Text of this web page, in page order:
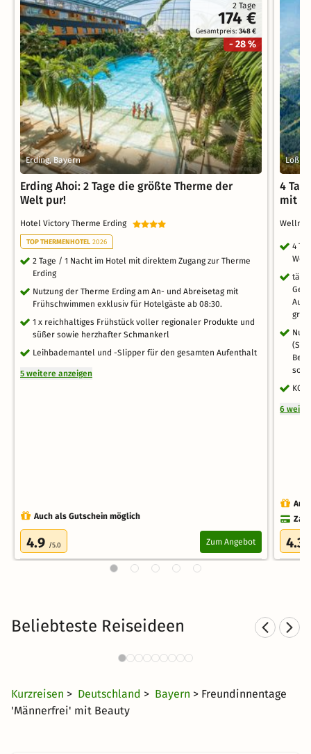
2 Tage
174 €
Gesamtpreis:348 €
- 28 %
Erding, Bayern
Erding Ahoi: 2 Tage die größte Therme der
Welt pur!
Hotel Victory Therme Erding
TOP THERMENHOTEL 2026
2 Tage / 1 Nacht im Hotel mit direktem Zugang zur Therme
Erding
Nutzung der Therme Erding am An- und Abreisetag mit
Frühschwimmen exklusiv für Hotelgäste ab 08:30.
1 x reichhaltiges Frühstück voller regionaler Produkte und
süßer sowie herzhafter Schmankerl
Leihbademantel und -Slipper für den gesamten Aufenthalt
5 weitere anzeigen
Auch als Gutschein möglich
4.9 /5.0 Zum Angebot
4
mit
4
6
4.3
Beliebteste Reiseideen
Wellnesshotels in Bad Aibling
11 Angebote
Kurzreisen > Deutschland > Bayern > Freundinnentage
'Männerfrei' mit Beauty